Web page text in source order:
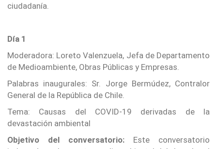
ciudadanía.
Día 1
Moderadora: Loreto Valenzuela, Jefa de Departamento
de Medioambiente, Obras Públicas y Empresas.
Palabras inaugurales: Sr. Jorge Bermúdez, Contralor
General de la República de Chile.
Tema: Causas del COVID-19 derivadas de la
devastación ambiental
Objetivo del conversatorio: Este conversatorio